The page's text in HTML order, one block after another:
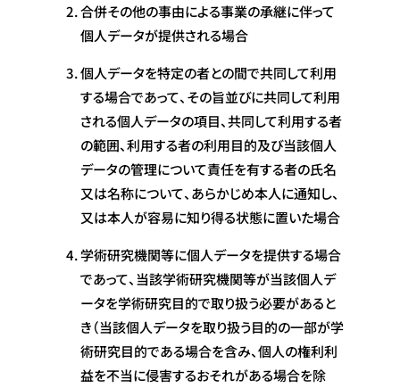
合併その他の事由による事業の承継に伴って
個人データが提供される場合
個人データを特定の者との間で共同して利用
する場合であって、その旨並びに共同して利用
される個人データの項目、共同して利用する者
の範囲、利用する者の利用目的及び当該個人
データの管理について責任を有する者の氏名
又は名称について、あらかじめ本人に通知し、
又は本人が容易に知り得る状態に置いた場合
学術研究機関等に個人データを提供する場合
であって、当該学術研究機関等が当該個人デ
ータを学術研究目的で取り扱う必要があると
き（当該個人データを取り扱う目的の一部が学
術研究目的である場合を含み、個人の権利利
益を不当に侵害するおそれがある場合を除